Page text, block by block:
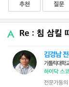
추천 질문
Re : 침 삼킬
김경남
가톨릭대학
하이닥 스
전문가동의